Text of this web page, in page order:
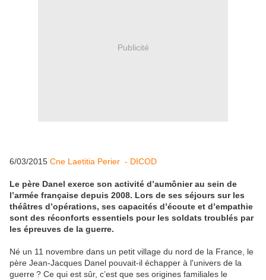
Publicité
6/03/2015 Cne Laetitia Perier - DICOD
Le père Danel exerce son activité d’aumônier au sein de
l’armée française depuis 2008. Lors de ses séjours sur les
théâtres d’opérations, ses capacités d’écoute et d’empathie
sont des réconforts essentiels pour les soldats troublés par
les épreuves de la guerre.
Né un 11 novembre dans un petit village du nord de la France, le
père Jean-Jacques Danel pouvait-il échapper à l'univers de la
guerre ? Ce qui est sûr, c’est que ses origines familiales le